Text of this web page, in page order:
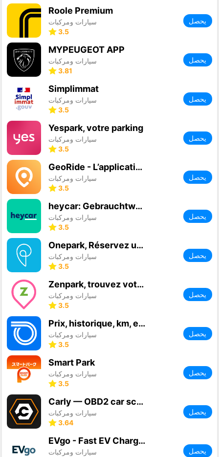
Roole Premium
سيارات ومركبات
3.5
يحصل
MYPEUGEOT APP
سيارات ومركبات
3.81
يحصل
Simplimmat
سيارات ومركبات
3.5
يحصل
Yespark, votre parking
سيارات ومركبات
3.5
يحصل
GeoRide - L’application moto.
سيارات ومركبات
3.5
يحصل
heycar: Gebrauchtwagen kaufen
سيارات ومركبات
3.5
يحصل
Onepark, Réservez un parking !
سيارات ومركبات
3.5
يحصل
Zenpark, trouvez votre parking
سيارات ومركبات
3.5
يحصل
Prix, historique, km, essence
سيارات ومركبات
3.5
يحصل
Smart Park
سيارات ومركبات
3.5
يحصل
Carly — OBD2 car scanner
سيارات ومركبات
3.64
يحصل
EVgo - Fast EV Charging
سيارات ومركبات
يحصل